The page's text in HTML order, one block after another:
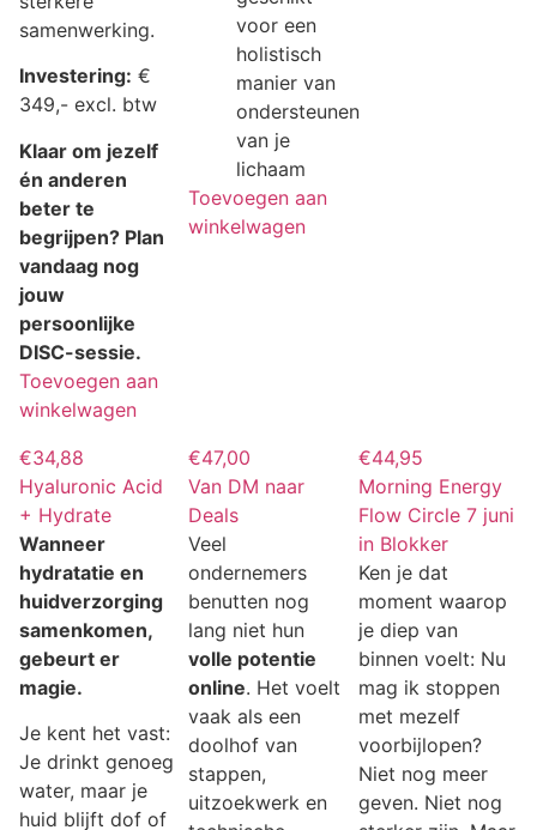
samenwerking.
Investering: €
349,- excl. btw
Klaar om jezelf
én anderen
beter te
begrijpen? Plan
vandaag nog
jouw
persoonlijke
DISC-sessie.
Toevoegen aan
winkelwagen
voor een
holistisch
manier van
ondersteunen
van je
lichaam
Toevoegen aan
winkelwagen
€34,88
Hyaluronic Acid
+ Hydrate
Wanneer
hydratatie en
huidverzorging
samenkomen,
gebeurt er
magie.
Je kent het vast:
Je drinkt genoeg
water, maar je
huid blijft dof of
€47,00
Van DM naar
Deals
Veel
ondernemers
benutten nog
lang niet hun
volle potentie
online. Het voelt
vaak als een
doolhof van
stappen,
uitzoekwerk en
€44,95
Morning Energy
Flow Circle 7 juni
in Blokker
Ken je dat
moment waarop
je diep van
binnen voelt: Nu
mag ik stoppen
met mezelf
voorbijlopen?
Niet nog meer
geven. Niet nog